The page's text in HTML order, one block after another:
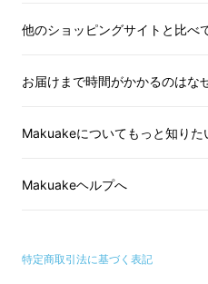
デザインイ
他のショッピングサイトと比べ
お届けまで時間がかかるのはな
Makuakeについてもっと知りた
Makuakeヘルプへ
特定商取引法に基づく表記